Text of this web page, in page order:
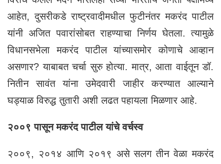
आहेत, दुसरीकडे राष्ट्रवादीमधील फुटीनंतर मकरंद पाटील
यांनी अजित पवारांसोबत राहण्याचा निर्णय घेतला. त्यामुळे
विधानसभेला मकरंद पाटील यांच्यासमोर कोणाचे आव्हान
असणार? याबाबत चर्चा सुरु होत्या. मात्र, आता वाईतून डॉ.
नितीन सावंत यांना उमेदवारी जाहीर करण्यात आल्याने
घड्याळ विरुद्ध तुतारी अशी लढत पहायला मिळणार आहे.
२००९ पासून मकरंद पाटील यांचे वर्चस्व
२००९, २०१४ आणि २०१९ असे सलग तीन वेळा मकरंद